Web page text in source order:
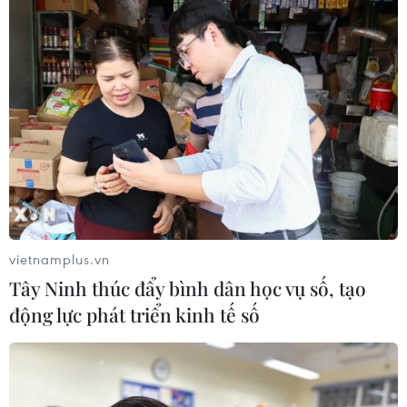
07/08/2026 10:27
Giá dầu tăng trước những lo ngại về
kế hoạch mở lại Eo biển Hormuz
07/08/2026 08:58
Nhà đầu tư Anh đề xuất siêu dự án Tổ
hợp cảng biển 18 tỷ USD tại Quảng
Ninh
07/08/2026 08:33
Canh tác biển - động lực mới cho
kinh tế biển Việt Nam
vietnamplus.vn
Tây Ninh thúc đẩy bình dân học vụ số, tạo
động lực phát triển kinh tế số